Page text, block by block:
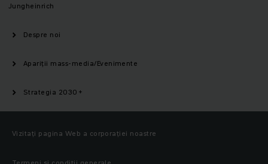
Jungheinrich
Despre noi
Apariții mass-media/Evenimente
Strategia 2030+
Vizitați pagina Web a corporației noastre